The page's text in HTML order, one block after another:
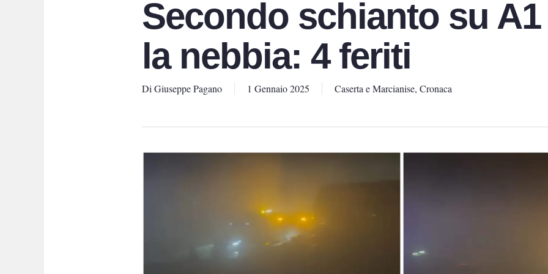
Secondo schianto su
la nebbia: 4 feriti
Di Giuseppe Pagano 1 Gennaio 2025 Caserta e Marcianise, Cronaca